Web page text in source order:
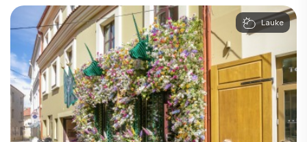
Lauke